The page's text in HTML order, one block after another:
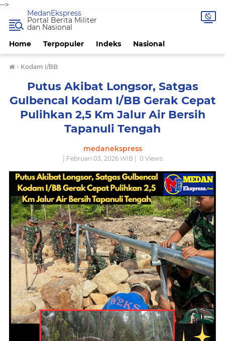
-->
Home Terpopuler Indeks Nasional
MedanEkspress
Portal Berita Militer
dan Nasional
› Kodam I/BB
Putus Akibat Longsor, Satgas
Gulbencal Kodam I/BB Gerak Cepat
Pulihkan 2,5 Km Jalur Air Bersih
Tapanuli Tengah
medanekspress
| Februari 03, 2026 WIB | 0Views